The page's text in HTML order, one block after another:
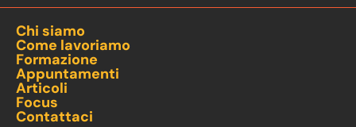
Chi siamo
Come lavoriamo
Formazione
Appuntamenti
Articoli
Focus
Contattaci